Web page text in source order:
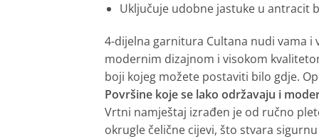
Uključuje udobne jastuke u antracit
4-dijelna garnitura Cultana nudi vama
modernim dizajnom i visokom
boji kojeg možete postaviti bilo gdje.
Površine koje se lako održavaju i
Vrtni namještaj izrađen je od ručno
okrugle čelične cijevi, što stvara